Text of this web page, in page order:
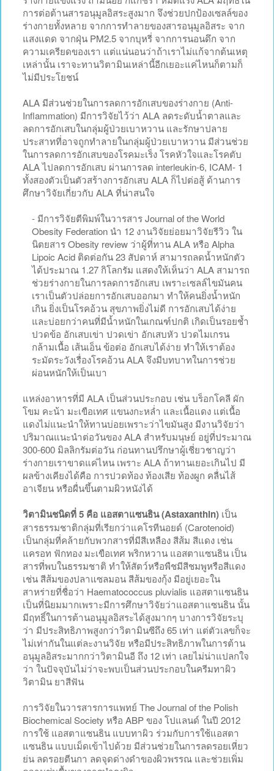
การต่อต้านสารอนุมูลอิสระสูงมาก จึงช่วยปกป้องเซลล์ของ
ร่างกายทั้งหลาย จากการทำลายของสารอนุมูลอิสระ จาก
แสงแดด จากฝุ่น PM2.5 จากบุหรี่ จากการนอนดึก จาก
ความเครียดของเรา แต่แน่นอนว่าถ้าเราไม่แก้จากต้นเหตุ
เหล่านั้น เราจะทานวิตามินเหล่านี้อีกเยอะแค่ไหนก็ตามก็
ไม่มีประโยชน์
ALA มีส่วนช่วยในการลดการอักเสบของร่างกาย (Anti-
Inflammation) มีการวิจัยไว้ว่า ALA ลดระดับน้ำตาลและ
ลดการอักเสบในกลุ่มผู้ป่วยเบาหวาน และรักษาปลาย
ประสาทที่อาจถูกทำลายในกลุ่มผู้ป่วยเบาหวาน มีส่วนช่วย
ในการลดการอักเสบของโรคมะเร็ง โรคหัวใจและโรคตับ
ALA ไปลดการอักเสบ ผ่านการลด interleukin-6, ICAM- 1
ทั้งสองตัวเป็นตัวสร้างการอักเสบ ALA ก็ไปต่อสู้ ด้านการ
ศึกษาวิจัยเกี่ยวกับ ALA ที่น่าสนใจ
- มีการวิจัยตีพิมพ์ในวารสาร Journal of the World
Obesity Federation นำ 12 งานวิจัยย่อยมาวิจัยรีวิว ใน
นิตยสาร Obesity review ว่าผู้ที่ทาน ALA หรือ Alpha
Lipoic Acid ติดต่อกัน 23 สัปดาห์ สามารถลดน้ำหนักตัว
ได้ประมาณ 1.27 กิโลกรัม แสดงให้เห็นว่า ALA สามารถ
ช่วยร่างกายในการลดการอักเสบ เพราะเซลล์ไขมันคน
เราเป็นตัวปล่อยการอักเสบออกมา ทำให้คนยิ่งน้ำหนัก
เกิน ยิ่งเป็นโรคอ้วน สุขภาพยิ่งไม่ดี การอักเสบได้ง่าย
และบ่อยกว่าคนที่มีน้ำหนักในเกณฑ์ปกติ เกิดเป็นรอยช้ำ
ปวดข้อ อักเสบเข่า ปวดเข่า อักเสบหัว ปวดไมเกรน
กล้ามเนื้อ เส้นเอ็น ข้อต่อ อักเสบได้ง่าย ทำให้เราต้อง
ระมัดระวังเรื่องโรคอ้วน ALA จึงมีบทบาทในการช่วย
ผ่อนหนักให้เป็นเบา
แหล่งอาหารที่มี ALA เป็นส่วนประกอบ เช่น บร็อกโคลี ผัก
โขม คะน้า มะเขือเทศ แขนงกะหล่ำ และเนื้อแดง แต่เนื้อ
แดงไม่แนะนำให้ทานบ่อยเพราะว่าไขมันสูง มีงานวิจัยว่า
ปริมาณแนะนำต่อวันของ ALA สำหรับมนุษย์ อยู่ที่ประมาณ
300-600 มิลลิกรัมต่อวัน ก่อนทานปรึกษาผู้เชี่ยวชาญว่า
ร่างกายเราขาดแค่ไหน เพราะ ALA ถ้าทานเยอะเกินไป มี
ผลข้างเคียงได้คือ การปวดท้อง ท้องเสีย ท้องผูก คลื่นไส้
อาเจียน หรือผื่นขึ้นตามผิวหนังได้
วิตามินชนิดที่ 5 คือ แอสตาแซนธิน (Astaxanthin) เป็น
สารธรรมชาติกลุ่มที่เรียกว่าแคโรทีนอยด์ (Carotenoid)
เป็นกลุ่มที่คล้ายกับพวกสารที่มีสีเหลือง สีส้ม สีแดง เช่น
แครอท ฟักทอง มะเขือเทศ พริกหวาน แอสตาแซนธิน เป็น
สารที่พบในธรรมชาติ ทำให้สัตว์หรือพืชมีสีชมพูหรือสีแดง
เช่น สีส้มของปลาแซลมอน สีส้มของกุ้ง มีอยู่เยอะใน
สาหร่ายที่ชื่อว่า Haematococcus pluvialis แอสตาแซนธิน
เป็นที่นิยมมากเพราะมีการศึกษาวิจัยว่าแอสตาแซนธิน นั้น
มีฤทธิ์ในการต้านอนุมูลอิสระได้สูงมากๆ บางการวิจัยระบุ
ว่า มีประสิทธิภาพสูงกว่าวิตามินซีถึง 65 เท่า แต่ตัวเลขก็จะ
ไม่เท่ากันในแต่ละงานวิจัย หรือมีประสิทธิภาพในการต้าน
อนุมูลอิสระมากกว่าวิตามินอี ถึง 12 เท่า เลยไม่น่าแปลกใจ
ว่า ในปัจจุบันไม่ว่าจะพบเป็นส่วนประกอบในครีมทาผิว
วิตามิน ยาสีฟัน
การวิจัยในวารสารการแพทย์ The Journal of the Polish
Biochemical Society หรือ ABP ของ โปแลนด์ ในปี 2012
การใช้ แอสตาแซนธิน แบบทาผิว ร่วมกับการใช้แอสตา
แซนธิน แบบเม็ดเข้าไปด้วย มีส่วนช่วยในการลดรอยเหี่ยว
ย่น ลดรอยตีนกา ลดจุดด่างดำของผิวพรรณ และช่วยเพิ่ม